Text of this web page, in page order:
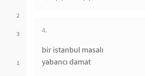
2
3
1
4.
bir istanbul masalı
yabancı damat